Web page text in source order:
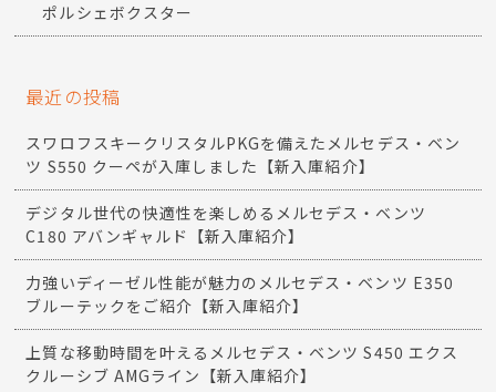
ポルシェボクスター
最近の投稿
スワロフスキークリスタルPKGを備えたメルセデス・ベン
ツ S550 クーペが入庫しました【新入庫紹介】
デジタル世代の快適性を楽しめるメルセデス・ベンツ
C180 アバンギャルド【新入庫紹介】
力強いディーゼル性能が魅力のメルセデス・ベンツ E350
ブルーテックをご紹介【新入庫紹介】
上質な移動時間を叶えるメルセデス・ベンツ S450 エクス
クルーシブ AMGライン【新入庫紹介】